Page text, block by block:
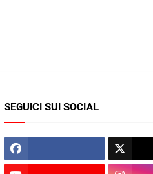
SEGUICI SUI SOCIAL